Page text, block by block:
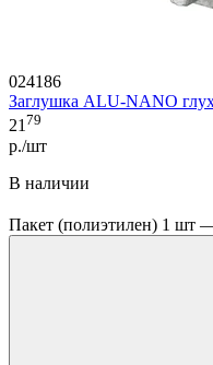
024186
Заглушка ALU-NANO
2179
р./шт
В наличии
Пакет (полиэтилен) 1 шт